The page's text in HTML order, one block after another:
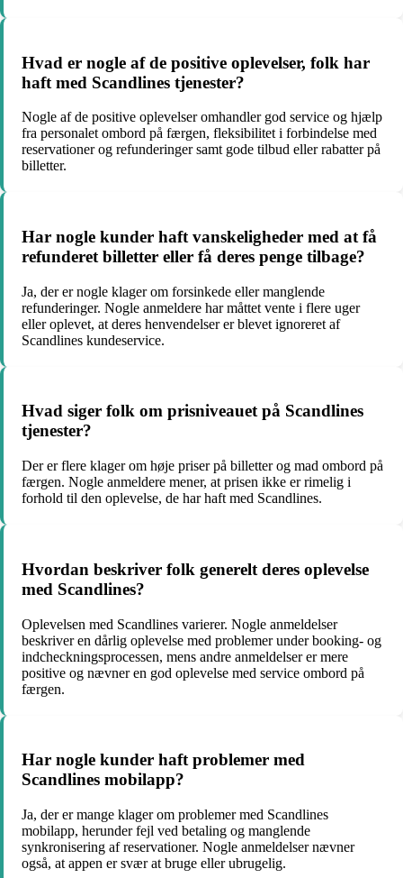
Hvad er nogle af de positive oplevelser, folk har
haft med Scandlines tjenester?
Nogle af de positive oplevelser omhandler god service og hjælp
fra personalet ombord på færgen, fleksibilitet i forbindelse med
reservationer og refunderinger samt gode tilbud eller rabatter på
billetter.
Har nogle kunder haft vanskeligheder med at få
refunderet billetter eller få deres penge tilbage?
Ja, der er nogle klager om forsinkede eller manglende
refunderinger. Nogle anmeldere har måttet vente i flere uger
eller oplevet, at deres henvendelser er blevet ignoreret af
Scandlines kundeservice.
Hvad siger folk om prisniveauet på Scandlines
tjenester?
Der er flere klager om høje priser på billetter og mad ombord på
færgen. Nogle anmeldere mener, at prisen ikke er rimelig i
forhold til den oplevelse, de har haft med Scandlines.
Hvordan beskriver folk generelt deres oplevelse
med Scandlines?
Oplevelsen med Scandlines varierer. Nogle anmeldelser
beskriver en dårlig oplevelse med problemer under booking- og
indcheckningsprocessen, mens andre anmeldelser er mere
positive og nævner en god oplevelse med service ombord på
færgen.
Har nogle kunder haft problemer med
Scandlines mobilapp?
Ja, der er mange klager om problemer med Scandlines
mobilapp, herunder fejl ved betaling og manglende
synkronisering af reservationer. Nogle anmeldelser nævner
også, at appen er svær at bruge eller ubrugelig.